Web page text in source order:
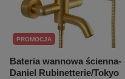
PROMOCJA
Bateria wannowa ścienna-
Daniel Rubinetterie/Tokyo